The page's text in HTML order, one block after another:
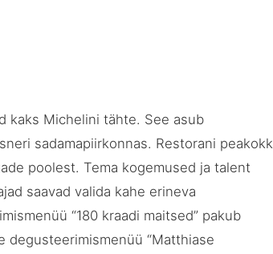
kaks Michelini tähte. See asub
sadamapiirkonnas. Restorani peakokk
poolest. Tema kogemused ja talent
saavad valida kahe erineva
“180 kraadi maitsed” pakub
degusteerimismenüü “Matthiase